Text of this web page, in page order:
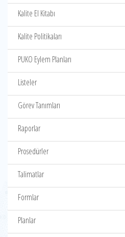
Kalite El Kitabı
Kalite Politikaları
PUKO Eylem Planları
Listeler
Görev Tanımları
Raporlar
Prosedürler
Talimatlar
Formlar
Planlar